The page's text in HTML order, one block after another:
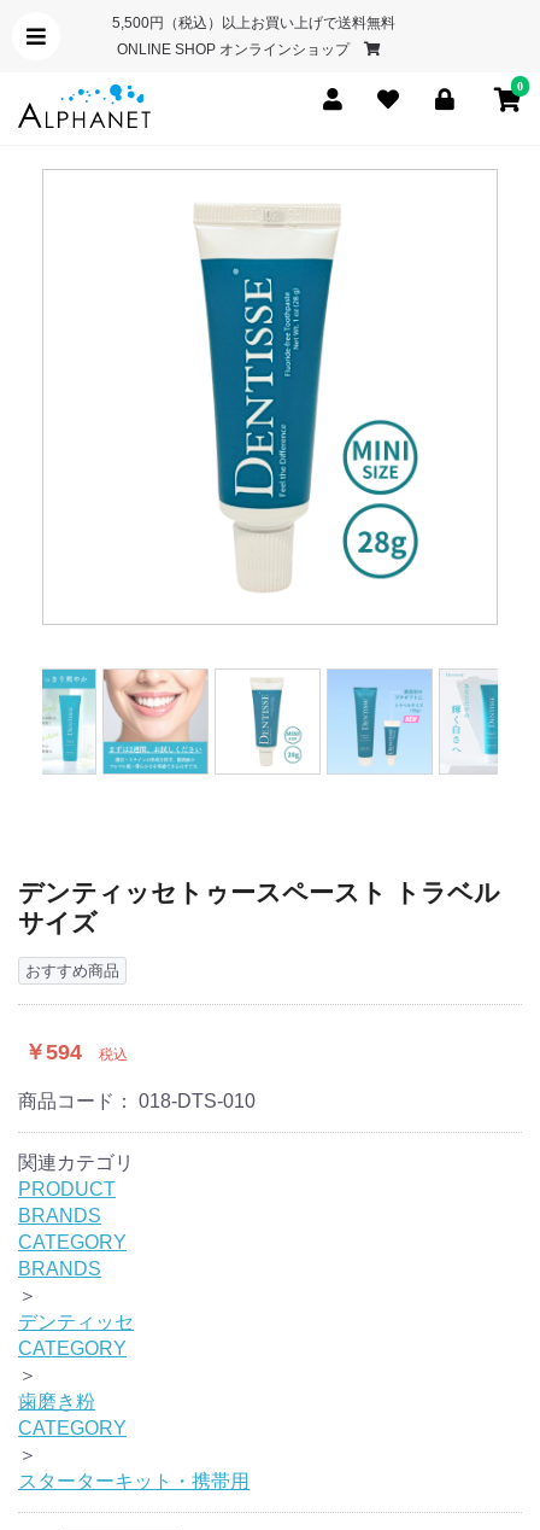
5,500円（税込）以上お買い上げで送料無料
ONLINE SHOP オンラインショップ
0
デンティッセトゥースペースト トラベル
サイズ
おすすめ商品
￥594 税込
商品コード： 018-DTS-010
関連カテゴリ
PRODUCT
BRANDS
CATEGORY
BRANDS
＞
デンティッセ
CATEGORY
＞
歯磨き粉
CATEGORY
＞
スターターキット・携帯用